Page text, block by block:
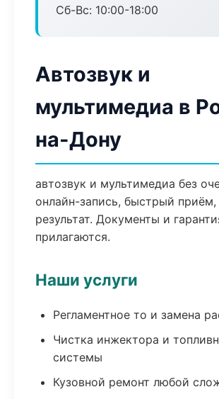
Сб-Вс: 10:00-18:00
Автозвук и
мультимедиа в
на-Дону
автозвук и мультимедиа без
онлайн-запись, быстрый приём,
результат. Документы и
прилагаются.
Наши услуги
Регламентное то и замена
Чистка инжектора и
системы
Кузовной ремонт любой